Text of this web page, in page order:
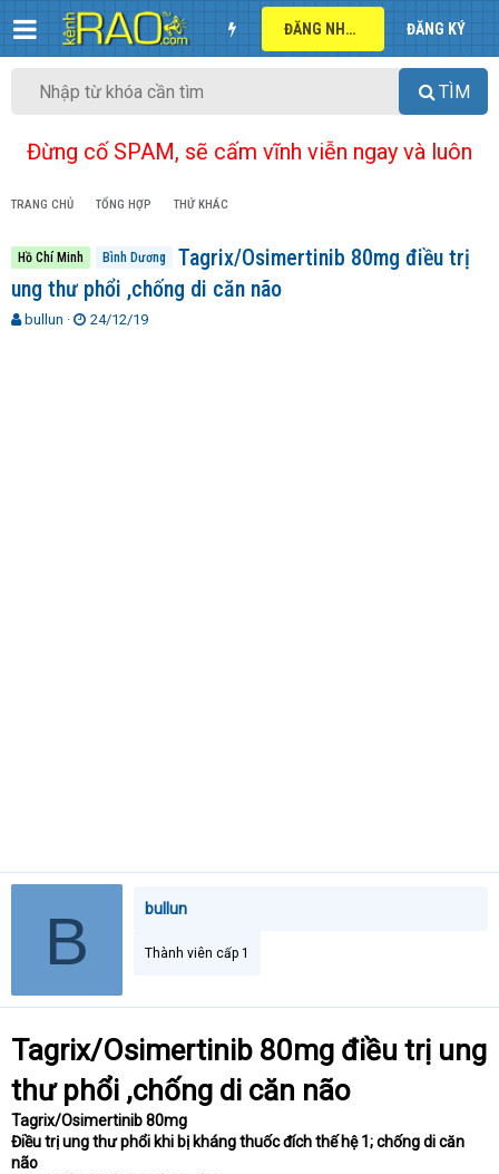
ĐĂNG NHẬP ĐĂNG KÝ
TÌM
Đừng cố SPAM, sẽ cấm vĩnh viễn ngay và luôn
TRANG CHỦ TỔNG HỢP THỨ KHÁC
Hồ Chí Minh Bình Dương
Tagrix/Osimertinib 80mg điều trị
ung thư phổi ,chống di căn não
Tbullun
N
24/12/19
B bullun
Thành viên cấp 1
Tagrix/Osimertinib 80mg điều trị ung
thư phổi ,chống di căn não
Tagrix/Osimertinib 80mg
Điều trị ung thư phổi khi bị kháng thuốc đích thế hệ 1; chống di căn
não